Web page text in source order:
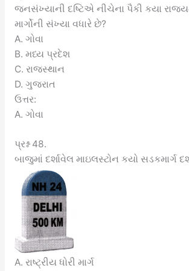
જનસંખ્યાની દષ્ટિએ નીચેના પૈકી કયા
માર્ગોની સંખ્યા વધારે છે?
A. ગોવા
B. મધ્ય પ્રદેશ
C. રાજસ્થાન
D. ગુજરાત
ઉત્તર:
A. ગોવા
પ્રશ્ન 48.
બાજુમાં દર્શાવેલ માઇલસ્ટોન કયો સડકમાર્ગ
A. રાષ્ટ્રીય ધોરી માર્ગ